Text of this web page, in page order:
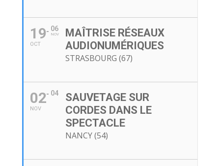
19
OCT
06
NOV
MAÎTRISE RÉSEAUX
AUDIONUMÉRIQUES
STRASBOURG (67)
02
NOV
04
SAUVETAGE SUR
CORDES DANS LE
SPECTACLE
NANCY (54)